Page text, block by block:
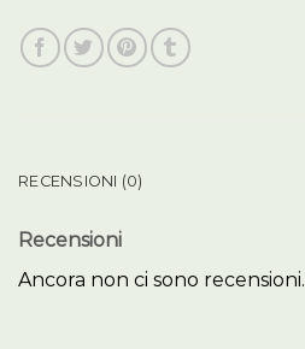
RECENSIONI (0)
Recensioni
Ancora non ci sono recensioni.